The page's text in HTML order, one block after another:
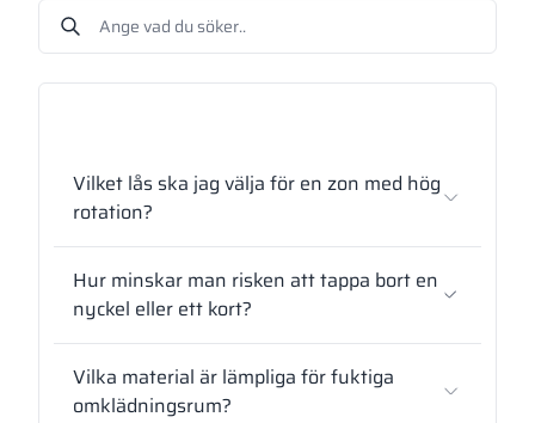
Vilket lås ska jag välja för en zon med hög
rotation?
Hur minskar man risken att tappa bort en
nyckel eller ett kort?
Vilka material är lämpliga för fuktiga
omklädningsrum?